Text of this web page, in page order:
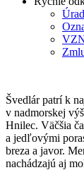
Švedlár patrí k
v nadmorskej
Hnilec. Väčšia
a jedľovými
breza a javor.
nachádzajú aj